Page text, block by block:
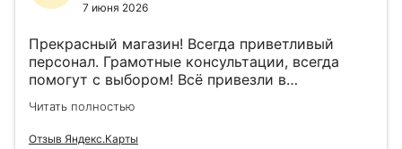
7 июня 2026
Прекрасный магазин! Всегда приветливый
персонал. Грамотные консультации, всегда
помогут с выбором! Всё привезли в
назначенный день!
Читать полностью
Отзыв Яндекс.Карты